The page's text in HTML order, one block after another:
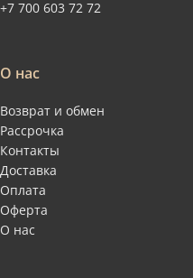
+7 700 603 72 72
О нас
Возврат и обмен
Рассрочка
Контакты
Доставка
Оплата
Оферта
О нас